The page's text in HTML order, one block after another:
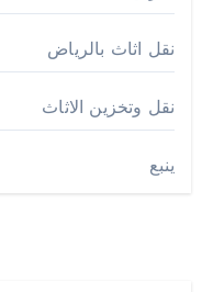
نقل اثاث بالرياض
نقل وتخزين الاثاث
ينبع